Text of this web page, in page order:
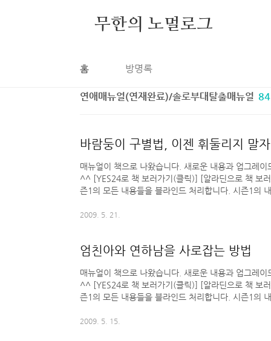
무한의 노멀로그
홈 방명록
연애매뉴얼(연재완료)/솔로부대탈출매뉴얼 84
바람둥이 구별법, 이젠 휘둘리지 말자
매뉴얼이 책으로 나왔습니다. 새로운 내용과 업그레
^^ [YES24로 책 보러가기(클릭)] [알라딘으로 책 보
즌1의 모든 내용들을 블라인드 처리합니다. 시즌1의
수 있습니다.
2009. 5. 21.
엄친아와 연하남을 사로잡는 방법
매뉴얼이 책으로 나왔습니다. 새로운 내용과 업그레
^^ [YES24로 책 보러가기(클릭)] [알라딘으로 책 보
즌1의 모든 내용들을 블라인드 처리합니다. 시즌1의
수 있습니다.
2009. 5. 15.